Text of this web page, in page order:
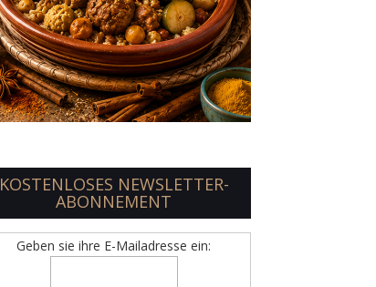
KOSTENLOSES NEWSLETTER-
ABONNEMENT
Geben sie ihre E-Mailadresse ein: